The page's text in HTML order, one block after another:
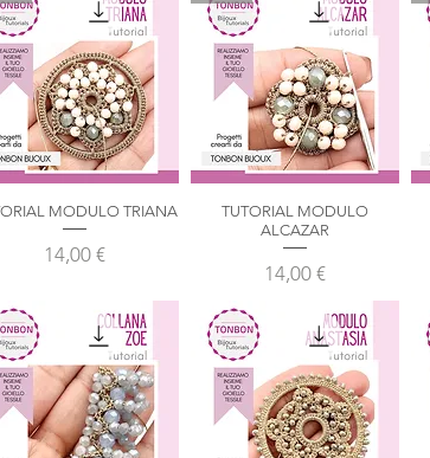
Vista rapida
MODULO TRIANA
Prezzo
14,00 €
Vista rapida
TUTORIAL MODULO
ALCAZAR
Prezzo
14,00 €